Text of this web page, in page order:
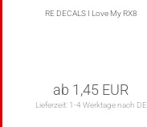
RE DECALS I Love My RX8
ab 1,45 EUR
Lieferzeit: 1-4 Werktage nach DE